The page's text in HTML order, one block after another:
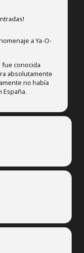
a Ya-O-
fue conocida
absolutamente
no había